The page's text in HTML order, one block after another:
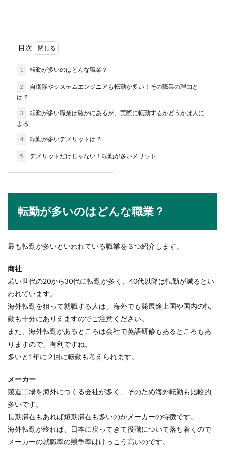
履歴書に多少古い写真を使っても問題ないだろ
走り高跳び【女子中学生編】記録を伸
ばすコツや練習のポイント
割、メリットについて
う違うのでしょうか？では、介護施設で働く看護
出版社に就職するには学歴が必要？学
歴が重視される理由とは
ある程度の学歴...
警察の張り込み方法には一定のルール
がある？徹底調査！
目次
1 転勤が多いのはどんな職業？
2
自衛隊やシステムエンジニアも転勤が多い！その職業の理由と
は？
3
転勤が多い職業は確かにあるが、実際に転勤するかどうかは人に
よる
4 転勤が多いデメリットは？
5 デメリットだけじゃない！転勤が多いメリット
転勤が多いのはどんな職業？
最も転勤が多いといわれている職業を３つ紹介します。
商社
若い世代の20から30代に転勤が多く、40代以降は転勤が減るとい
われています。
海外転勤を狙って就職する人は、海外でも発展途上国や国内の転
勤も十分にありえますのでご注意ください。
また、海外転勤があるところは会社で英語研修もあるところもあ
りますので、有利ですね。
多いと1年に２回に転勤も考えられます。
メーカー
製造工場を海外につくる会社が多く、そのため海外転勤も比較的
多いです。
長期滞在もあれば短期滞在も多いのがメーカーの特徴です。
海外転勤が終れば、日本に戻ってきて役職について落ち着くので
メーカーの就職率の競争率はけっこう高いのです。